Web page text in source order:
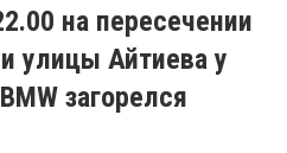
на пересечении
улицы Айтиева у
загорелся